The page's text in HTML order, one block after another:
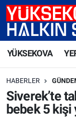
YÜKSEKOVA
HABERLER
Siverek’te
bebek 5 kişi
Yüksekova
Süper Lig